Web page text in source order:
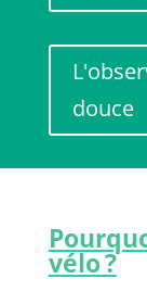
douce
vélo ?